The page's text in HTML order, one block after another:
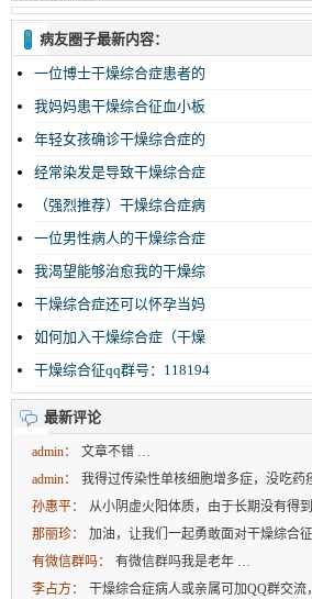
病友圈子最新内容：
一位博士干燥综合症患者的
我妈妈患干燥综合征血小板
年轻女孩确诊干燥综合症的
经常染发是导致干燥综合症
（强烈推荐）干燥综合症病
一位男性病人的干燥综合症
我渴望能够治愈我的干燥综
干燥综合症还可以怀孕当妈
如何加入干燥综合症（干燥
干燥综合征qq群号：118194
最新评论
admin：
文章不错 …
admin：
我得过传染性单核细胞增多症，没吃药
孙惠平：
从小阴虚火阳体质，由于长期没有得
那丽珍：
加油，让我们一起勇敢面对干燥综合
有微信群吗：
有微信群吗我是老年 …
李占方：
干燥综合症病人或亲属可加QQ群交流